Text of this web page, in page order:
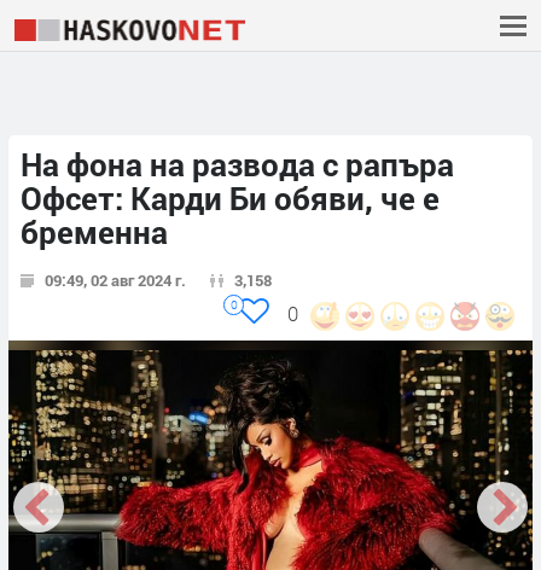
На фона на развода с рапъра
Офсет: Карди Би обяви, че е
бременна
09:49, 02 авг 2024 г. 3,158
0
0